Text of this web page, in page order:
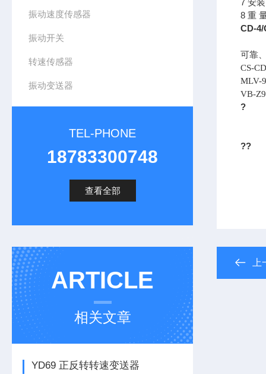
振动速度传感器
振动开关
转速传感器
振动变送器
TEL-PHONE
18783300748
查看全部
ARTICLE
相关文章
YD69 正反转转速变送器
7 安
8 重
CD-4/
可靠
CS-
MLV-
VB-
?
??